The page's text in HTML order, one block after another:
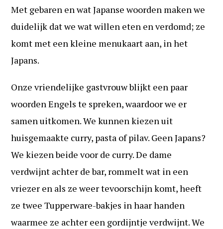
Met gebaren en wat Japanse woorden maken we
duidelijk dat we wat willen eten en verdomd; ze
komt met een kleine menukaart aan, in het
Japans.
Onze vriendelijke gastvrouw blijkt een paar
woorden Engels te spreken, waardoor we er
samen uitkomen. We kunnen kiezen uit
huisgemaakte curry, pasta of pilav. Geen Japans?
We kiezen beide voor de curry. De dame
verdwijnt achter de bar, rommelt wat in een
vriezer en als ze weer tevoorschijn komt, heeft
ze twee Tupperware-bakjes in haar handen
waarmee ze achter een gordijntje verdwijnt. We